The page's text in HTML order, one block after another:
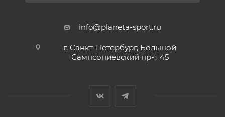
info@planeta-sport.ru
г. Санкт-Петербург, Большой
Сампсониевский пр-т 45